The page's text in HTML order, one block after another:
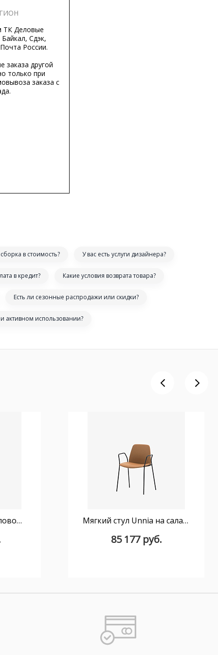
ТК Деловые
Сдэк,
России.
заказа другой
только при
заказа с
в стоимость? У вас есть услуги дизайнера?
в кредит? Какие условия возврата товара?
Есть ли сезонные распродажи или скидки?
активном использовании?
Стул Unnia мягкий с поворотным основанием на 4 спицы из массива дуба Мягкий стул Unnia на салазках с подлокотниками
85 177 руб.